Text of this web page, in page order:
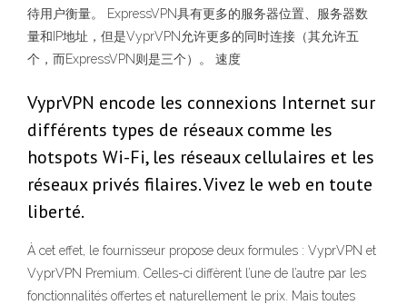
待用户衡量。 ExpressVPN具有更多的服务器位置、服务器数
量和IP地址，但是VyprVPN允许更多的同时连接（其允许五
个，而ExpressVPN则是三个）。 速度
VyprVPN encode les connexions Internet sur
différents types de réseaux comme les
hotspots Wi-Fi, les réseaux cellulaires et les
réseaux privés filaires. Vivez le web en toute
liberté.
À cet effet, le fournisseur propose deux formules : VyprVPN et
VyprVPN Premium. Celles-ci diffèrent l’une de l’autre par les
fonctionnalités offertes et naturellement le prix. Mais toutes